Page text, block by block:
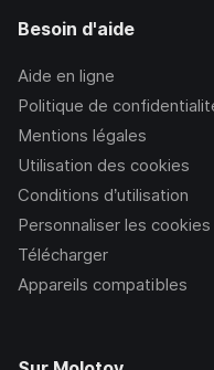
Besoin d'aide
Aide en ligne
Politique de
Mentions légales
Utilisation des cookies
Conditions d’utilisation
Personnaliser les cookies
Télécharger
Appareils compatibles